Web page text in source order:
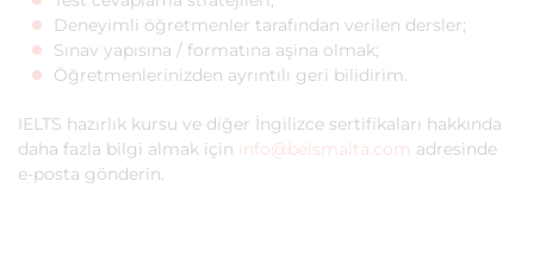
Deneyimli öğretmenler tarafından verilen dersler;
Sınav yapısına / formatına aşina olmak;
Öğretmenlerinizden ayrıntılı geri bilidirim.
IELTS hazırlık kursu ve diğer İngilizce sertifikaları hakkında
daha fazla bilgi almak için
info@belsmalta.com adresinde
e-posta gönderin.